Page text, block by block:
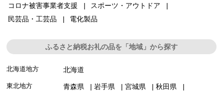
コロナ被害事業者支援
スポーツ・アウトドア
民芸品・工芸品
電化製品
ふるさと納税お礼の品を「地域」から探す
北海道地方 北海道
東北地方 青森県 岩手県 宮城県
秋田県